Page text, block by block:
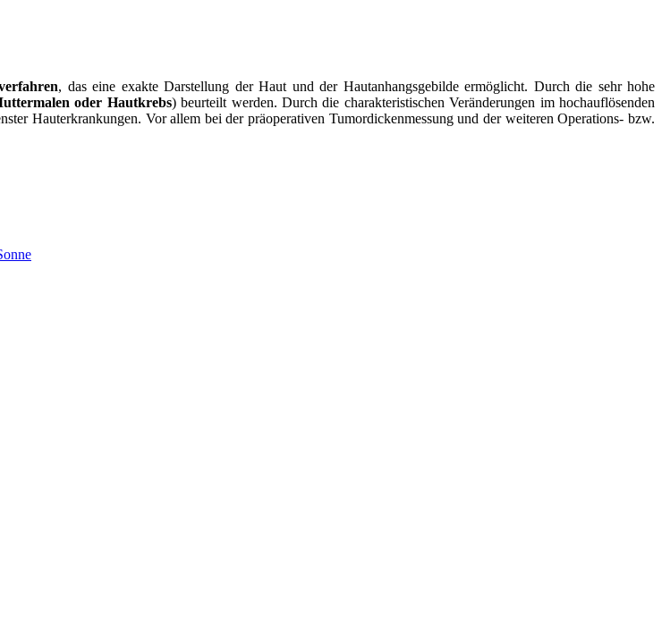
, das eine exakte Darstellung der Haut und der Hautanhangsgebilde ermöglicht. Durch die sehr hohe
oder Hautkrebs) beurteilt werden. Durch die charakteristischen Veränderungen im hochauflösenden
Hauterkrankungen. Vor allem bei der präoperativen Tumordickenmessung und der weiteren Operations- bzw.